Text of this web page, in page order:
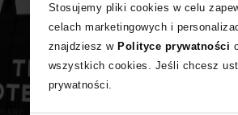
Stosujemy pliki cookies w celu
celach marketingowych i
znajdziesz w Polityce prywatności
wszystkich cookies. Jeśli chcesz
prywatności.